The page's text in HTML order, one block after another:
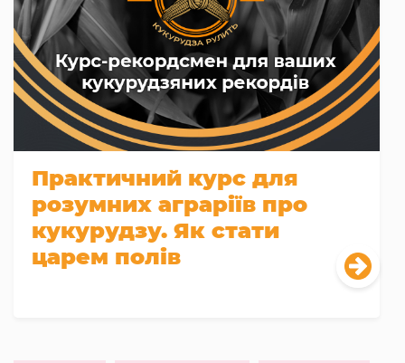
Практичний курс для
розумних аграріїв про
кукурудзу. Як стати
царем полів